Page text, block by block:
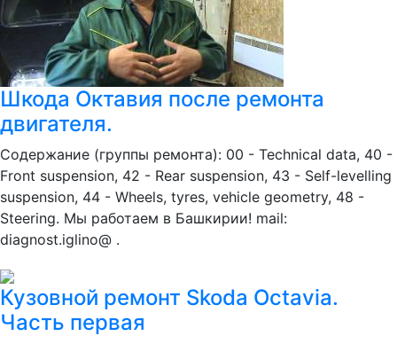
Шкода Октавия после ремонта
двигателя.
Содержание (группы ремонта): 00 - Technical data, 40 -
Front suspension, 42 - Rear suspension, 43 - Self-levelling
suspension, 44 - Wheels, tyres, vehicle geometry, 48 -
Steering. Мы работаем в Башкирии! mail:
diagnost.iglino@ .
Кузовной ремонт Skoda Octavia.
Часть первая